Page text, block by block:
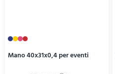
Mano 40x31x0,4 per eventi